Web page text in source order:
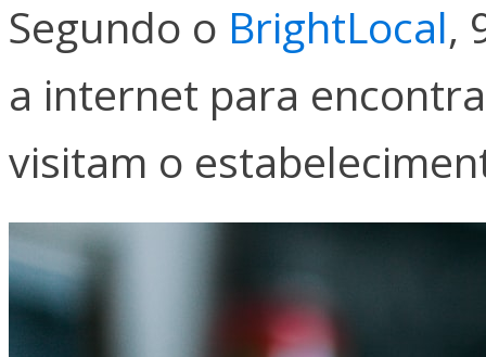
Segundo o BrightLocal,
a internet para
visitam o